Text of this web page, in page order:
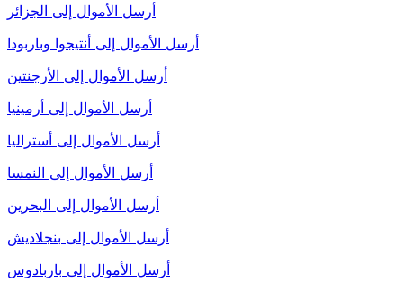
أرسل الأموال إلى الجزائر
أرسل الأموال إلى أنتيجوا وباربودا
أرسل الأموال إلى الأرجنتين
أرسل الأموال إلى أرمينيا
أرسل الأموال إلى أستراليا
أرسل الأموال إلى النمسا
أرسل الأموال إلى البحرين
أرسل الأموال إلى بنجلاديش
أرسل الأموال إلى باربادوس